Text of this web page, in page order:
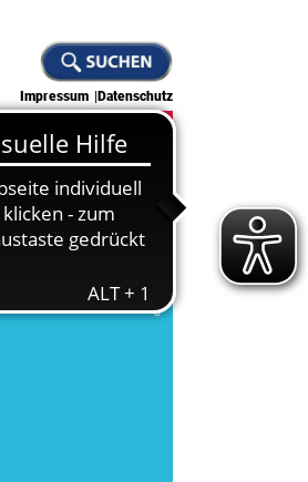
Impressum Datenschutz
Zu den News
Zur Abteilung